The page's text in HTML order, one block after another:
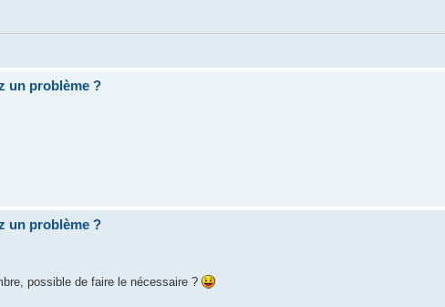
un problème ?
un problème ?
possible de faire le nécessaire ?